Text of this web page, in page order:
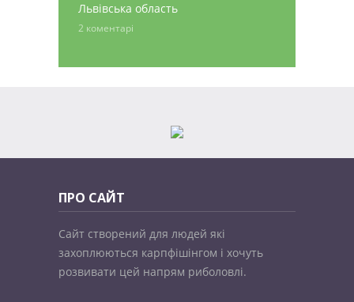
Львівська область
2 коментарі
ПРО САЙТ
Сайт створений для людей які
захоплюються карпфішінгом і хочуть
розвивати цей напрям риболовлі.